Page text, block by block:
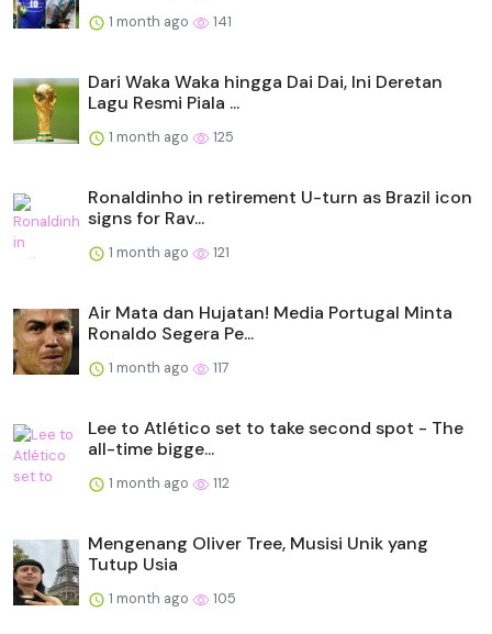
1 month ago 141
Dari Waka Waka hingga Dai Dai, Ini Deretan
Lagu Resmi Piala ...
1 month ago 125
Ronaldinho in retirement U-turn as Brazil icon
signs for Rav...
1 month ago 121
Air Mata dan Hujatan! Media Portugal Minta
Ronaldo Segera Pe...
1 month ago 117
Lee to Atlético set to take second spot - The
all-time bigge...
1 month ago 112
Mengenang Oliver Tree, Musisi Unik yang
Tutup Usia
1 month ago 105